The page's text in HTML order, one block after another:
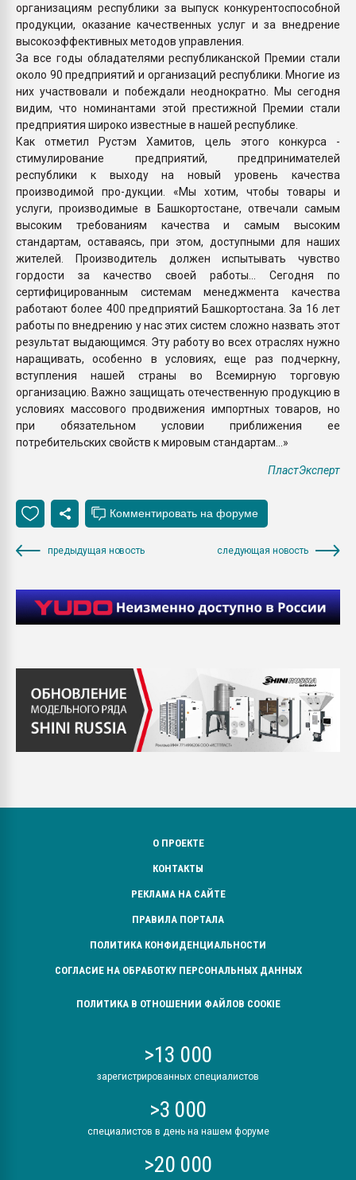
организациям республики за выпуск конкурентоспособной
продукции, оказание качественных услуг и за внедрение
высокоэффективных методов управления.
За все годы обладателями республиканской Премии стали
около 90 предприятий и организаций республики. Многие из
них участвовали и побеждали неоднократно. Мы сегодня
видим, что номинантами этой престижной Премии стали
предприятия широко известные в нашей республике.
Как отметил Рустэм Хамитов, цель этого конкурса -
стимулирование предприятий, предпринимателей
республики к выходу на новый уровень качества
производимой про-дукции. «Мы хотим, чтобы товары и
услуги, производимые в Башкортостане, отвечали самым
высоким требованиям качества и самым высоким
стандартам, оставаясь, при этом, доступными для наших
жителей. Производитель должен испытывать чувство
гордости за качество своей работы... Сегодня по
сертифицированным системам менеджмента качества
работают более 400 предприятий Башкортостана. За 16 лет
работы по внедрению у нас этих систем сложно назвать этот
результат выдающимся. Эту работу во всех отраслях нужно
наращивать, особенно в условиях, еще раз подчеркну,
вступления нашей страны во Всемирную торговую
организацию. Важно защищать отечественную продукцию в
условиях массового продвижения импортных товаров, но
при обязательном условии приближения ее
потребительских свойств к мировым стандартам...»
ПластЭксперт
предыдущая новость следующая новость
О ПРОЕКТЕ
КОНТАКТЫ
РЕКЛАМА НА САЙТЕ
ПРАВИЛА ПОРТАЛА
ПОЛИТИКА КОНФИДЕНЦИАЛЬНОСТИ
СОГЛАСИЕ НА ОБРАБОТКУ ПЕРСОНАЛЬНЫХ ДАННЫХ
ПОЛИТИКА В ОТНОШЕНИИ ФАЙЛОВ COOKIE
>13 000
зарегистрированных специалистов
>3 000
специалистов в день на нашем форуме
>20 000